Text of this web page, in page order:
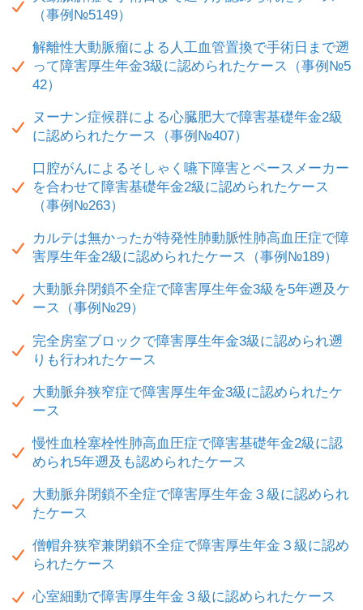
（事例№5149）
解離性大動脈瘤による人工血管置換で手術日まで遡
って障害厚生年金3級に認められたケース（事例№5
42）
ヌーナン症候群による心臓肥大で障害基礎年金2級
に認められたケース（事例№407）
口腔がんによるそしゃく嚥下障害とペースメーカー
を合わせて障害基礎年金2級に認められたケース
（事例№263）
カルテは無かったが特発性肺動脈性肺高血圧症で障
害厚生年金2級に認められたケース（事例№189）
大動脈弁閉鎖不全症で障害厚生年金3級を5年遡及ケ
ース（事例№29）
完全房室ブロックで障害厚生年金3級に認められ遡
りも行われたケース
大動脈弁狭窄症で障害厚生年金3級に認められたケ
ース
慢性血栓塞栓性肺高血圧症で障害基礎年金2級に認
められ5年遡及も認められたケース
大動脈弁閉鎖不全症で障害厚生年金３級に認められ
たケース
僧帽弁狭窄兼閉鎖不全症で障害厚生年金３級に認め
られたケース
心室細動で障害厚生年金３級に認められたケース